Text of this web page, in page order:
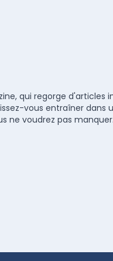
qui regorge d'articles
vous entraîner dans
ne voudrez pas manquer.